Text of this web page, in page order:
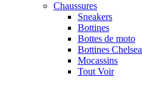
Chaussures
Sneakers
Bottines
Bottes de moto
Bottines Chelsea
Mocassins
Tout Voir